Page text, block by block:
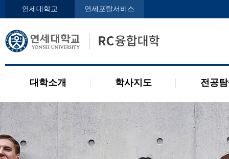
연세대학교 연세포탈서비스
대학소개 학사지도 전공
인사말
오시는 길
학사지도사